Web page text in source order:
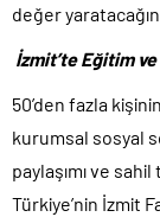
değer
İzmit’te Eğitim
50’den fazla
kurumsal sosyal
paylaşımı ve
Türkiye’nin İzmit